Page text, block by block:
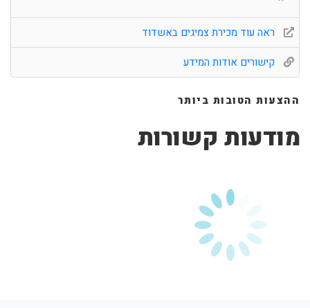
ראה עוד מכירת צמיגים באשדוד
קישורים אודות המידע
ההצעות הטובות ביותר
מודעות קשורות